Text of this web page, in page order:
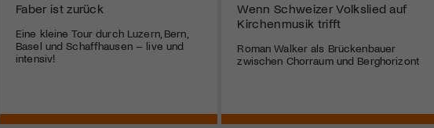
Faber ist zurück
Eine kleine Tour durch Luzern, Bern,
Basel und Schaffhausen – live und
intensiv!
Wenn Schweizer Volkslied auf
Kirchenmusik trifft
Roman Walker als Brückenbauer
zwischen Chorraum und Berghorizont